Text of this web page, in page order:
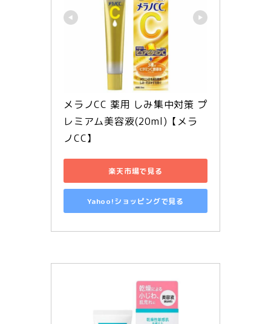
メラノCC 薬用 しみ集中対策 プ
レミアム美容液(20ml)【メラ
ノCC】
楽天市場で見る
Yahoo!ショッピングで見る